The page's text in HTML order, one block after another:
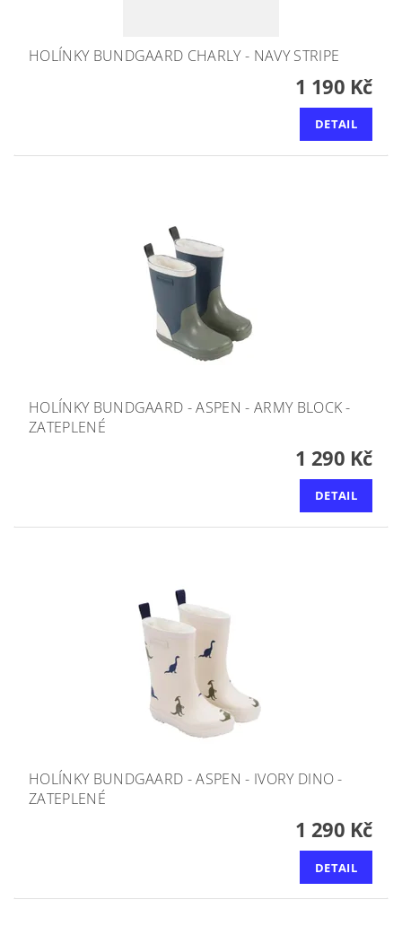
HOLÍNKY BUNDGAARD CHARLY - NAVY STRIPE
1 190 Kč
DETAIL
HOLÍNKY BUNDGAARD - ASPEN - ARMY BLOCK -
ZATEPLENÉ
1 290 Kč
DETAIL
HOLÍNKY BUNDGAARD - ASPEN - IVORY DINO -
ZATEPLENÉ
1 290 Kč
DETAIL